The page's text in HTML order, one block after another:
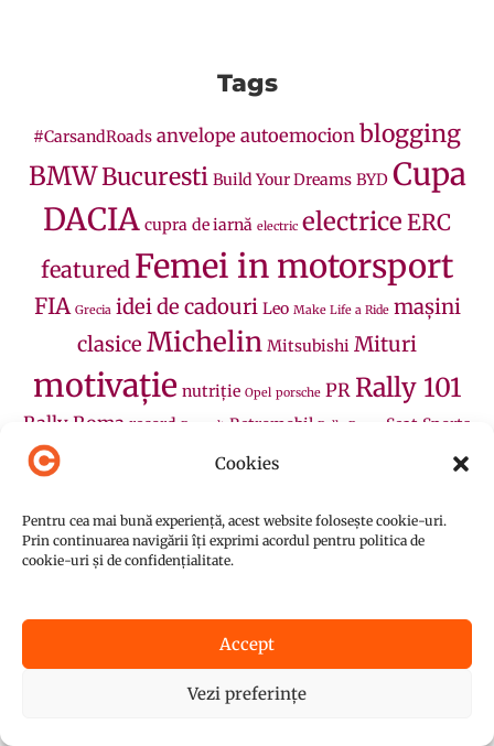
Cookies
Pentru cea mai bună experiență, acest website folosește cookie-uri.
Prin continuarea navigării îți exprimi acordul pentru politica de
cookie-uri și de confidențialitate.
Accept
Vezi preferințe
Tags
#CarsandRoads anvelope autoemocionblogging
BMWBucuresti Build Your Dreams BYD Cupa
DACIA cupra de iarnă electric electrice ERC
featured Femei in motorsport
FIA Grecia idei de cadouri Leo Make Life a Ride mașini
clasice Michelin Mitsubishi Mituri
motivație nutriție Opel porsche PR Rally 101
Rally Roma record Renault Retromobil Rolls-Royce Seat Sports
Festival
viteză în coastă Walero